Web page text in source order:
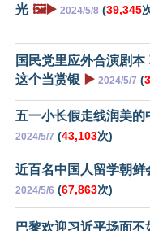
光 🖼️▶️ 2024/5/8 (39,345
国民党里应外合演剧本
这个当赏银 ▶️ 2024/5/7 (
五一小长假走线润美的
2024/5/7 (43,103次)
近百名中国人留学朝鲜
2024/5/6 (67,863次)
巴黎欢迎习近平场面